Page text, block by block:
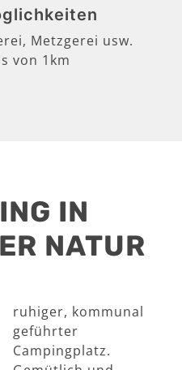
Metzgerei usw.
von 1km
IN
NATUR